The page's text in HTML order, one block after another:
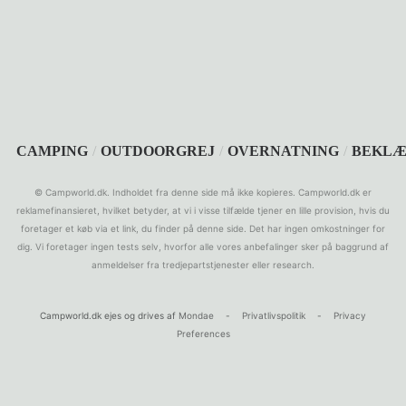
CAMPING / OUTDOORGREJ / OVERNATNING /
© Campworld.dk. Indholdet fra denne side må ikke kopieres. Campworld.dk er
reklamefinansieret, hvilket betyder, at vi i visse tilfælde tjener en lille provision, hvis du
foretager et køb via et link, du finder på denne side. Det har ingen omkostninger for
dig. Vi foretager ingen tests selv, hvorfor alle vores anbefalinger sker på baggrund af
anmeldelser fra tredjepartstjenester eller research.
Campworld.dk ejes og drives af Mondae - Privatlivspolitik -
Privacy
Preferences